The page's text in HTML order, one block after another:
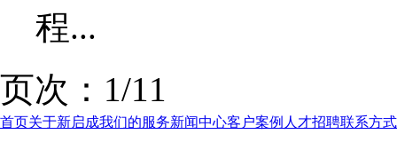
程...
页次：1/11
首页关于新启成我们的服务新闻中心客户案例 人才招聘联系方式